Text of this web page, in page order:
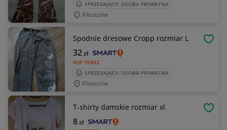
SPRZEDAJĄCY: OSOBA PRYWATNA
Kleszczów
Spodnie dresowe Cropp rozmiar L
KUP TERAZ
32zł
SPRZEDAJĄCY: OSOBA PRYWATNA
Kleszczów
T-shirty damskie rozmiar xl
8zł